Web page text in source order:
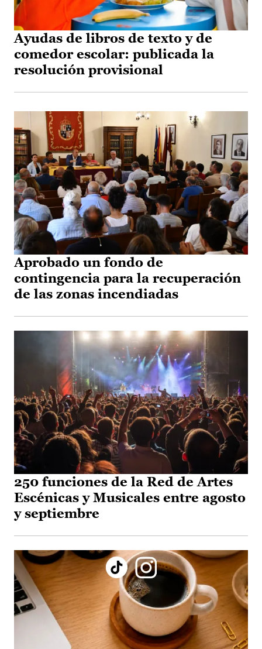
Ayudas de libros de texto y de
comedor escolar: publicada la
resolución provisional
Aprobado un fondo de
contingencia para la recuperación
de las zonas incendiadas
250 funciones de la Red de Artes
Escénicas y Musicales entre agosto
y septiembre